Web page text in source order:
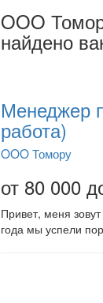
OOO
найдено
Менеджер
работа)
OOO Томору
от 80 000
Привет, меня
года мы успели